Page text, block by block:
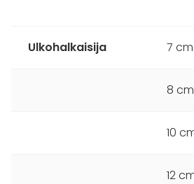
Ulkohalkaisija 7 cm
8 cm
10
12